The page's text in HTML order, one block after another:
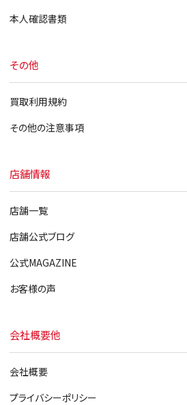
本人確認書類
その他
買取利用規約
その他の注意事項
店舗情報
店舗一覧
店舗公式ブログ
公式MAGAZINE
お客様の声
会社概要他
会社概要
プライバシーポリシー